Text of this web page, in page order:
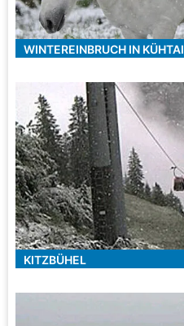
WINTEREINBRUCH IN KÜHTAI
KITZBÜHEL